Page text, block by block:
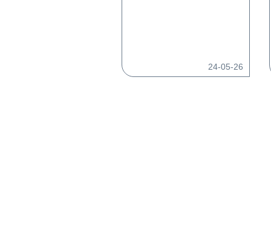
24-05-26